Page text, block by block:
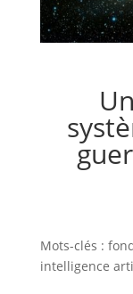
Mots-clés :
intelligence